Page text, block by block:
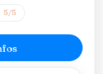
5/5